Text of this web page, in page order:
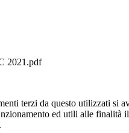
2021.pdf
terzi da questo utilizzati si
ed utili alle finalità
.